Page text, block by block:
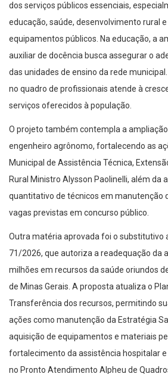
dos serviços públicos essenciais,
educação, saúde, desenvolvimento rural
equipamentos públicos. Na educação, a
auxiliar de docência busca assegurar o
das unidades de ensino da rede
no quadro de profissionais atende à
serviços oferecidos à população.
O projeto também contempla a
engenheiro agrônomo, fortalecendo as
Municipal de Assistência Técnica,
Rural Ministro Alysson Paolinelli, além da
quantitativo de técnicos em manutenção
vagas previstas em concurso público.
Outra matéria aprovada foi o substitutivo
71/2026, que autoriza a readequação da
milhões em recursos da saúde oriundos
de Minas Gerais. A proposta atualiza o
Transferência dos recursos, permitindo
ações como manutenção da Estratégia
aquisição de equipamentos e materiais
fortalecimento da assistência hospitalar
no Pronto Atendimento Alpheu de